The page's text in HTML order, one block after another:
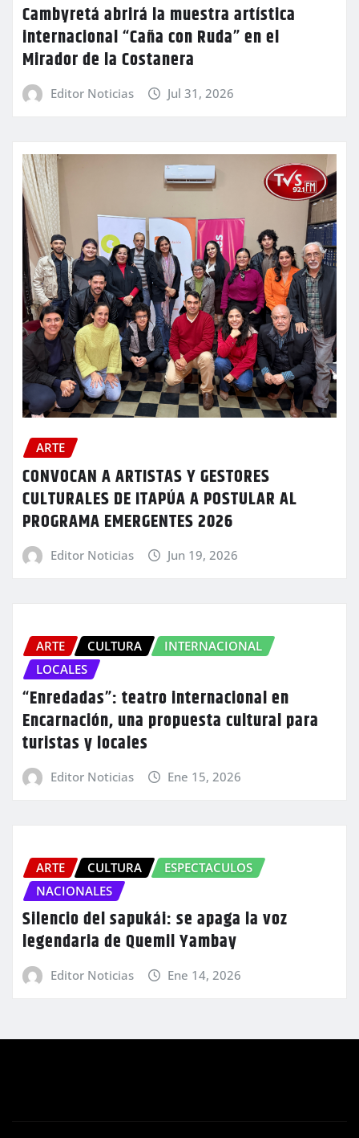
Cambyretá abrirá la muestra artística
internacional “Caña con Ruda” en el
Mirador de la Costanera
Editor Noticias Jul 31, 2026
ARTE
CONVOCAN A ARTISTAS Y GESTORES
CULTURALES DE ITAPÚA A POSTULAR AL
PROGRAMA EMERGENTES 2026
Editor Noticias Jun 19, 2026
ARTE CULTURA
INTERNACIONAL
LOCALES
“Enredadas”: teatro internacional en
Encarnación, una propuesta cultural para
turistas y locales
Editor Noticias Ene 15, 2026
ARTE CULTURA
ESPECTACULOS
NACIONALES
Silencio del sapukái: se apaga la voz
legendaria de Quemil Yambay
Editor Noticias Ene 14, 2026